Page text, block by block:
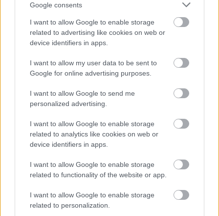
Google consents
I want to allow Google to enable storage
related to advertising like cookies on web or
device identifiers in apps.
I want to allow my user data to be sent to
Google for online advertising purposes.
I want to allow Google to send me
personalized advertising.
I want to allow Google to enable storage
related to analytics like cookies on web or
device identifiers in apps.
I want to allow Google to enable storage
related to functionality of the website or app.
I want to allow Google to enable storage
related to personalization.